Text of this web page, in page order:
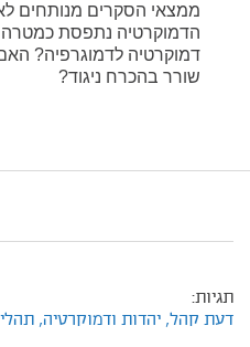
ממצאי הסקרים מנותחים
הדמוקרטיה נתפסת כמטרה
דמוקרטיה לדמוגרפיה?
שורר בהכרח ניגוד?
תגיות:
דעת קהל, יהדות ודמוקרטיה,